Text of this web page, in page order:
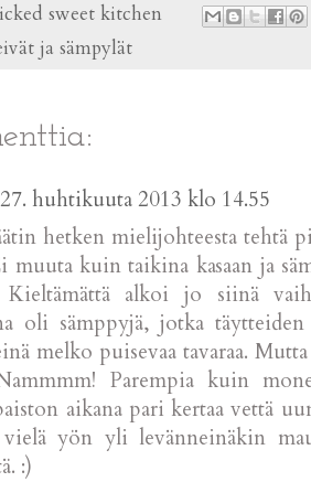
sweet kitchen
ja sämpylät
27. huhtikuuta 2013 klo 14.55
hetken mielijohteesta tehtä
muuta kuin taikina kasaan ja
alkoi jo siinä
oli sämppyjä, jotka
melko puisevaa tavaraa.
Parempia kuin
aikana pari kertaa vettä
yön yli levänneinäkin
:)